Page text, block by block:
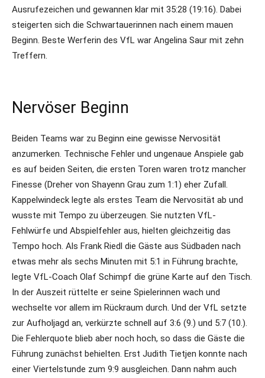
Ausrufezeichen und gewannen klar mit 35:28 (19:16). Dabei
steigerten sich die Schwartauerinnen nach einem mauen
Beginn. Beste Werferin des VfL war Angelina Saur mit zehn
Treffern.
Nervöser Beginn
Beiden Teams war zu Beginn eine gewisse Nervosität
anzumerken. Technische Fehler und ungenaue Anspiele gab
es auf beiden Seiten, die ersten Toren waren trotz mancher
Finesse (Dreher von Shayenn Grau zum 1:1) eher Zufall.
Kappelwindeck legte als erstes Team die Nervosität ab und
wusste mit Tempo zu überzeugen. Sie nutzten VfL-
Fehlwürfe und Abspielfehler aus, hielten gleichzeitig das
Tempo hoch. Als Frank Riedl die Gäste aus Südbaden nach
etwas mehr als sechs Minuten mit 5:1 in Führung brachte,
legte VfL-Coach Olaf Schimpf die grüne Karte auf den Tisch.
In der Auszeit rüttelte er seine Spielerinnen wach und
wechselte vor allem im Rückraum durch. Und der VfL setzte
zur Aufholjagd an, verkürzte schnell auf 3:6 (9.) und 5:7 (10.).
Die Fehlerquote blieb aber noch hoch, so dass die Gäste die
Führung zunächst behielten. Erst Judith Tietjen konnte nach
einer Viertelstunde zum 9:9 ausgleichen. Dann nahm auch